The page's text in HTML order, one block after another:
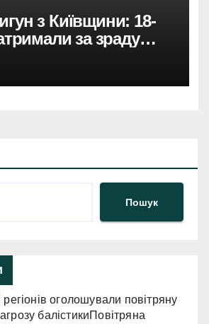
з Київщини: 18-
за зраду
Пошук
регіонів оголошували повітряну
балістикиПовітряна